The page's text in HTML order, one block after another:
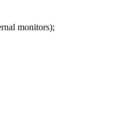
monitors);